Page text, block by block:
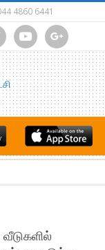
4860 6441
youtube google